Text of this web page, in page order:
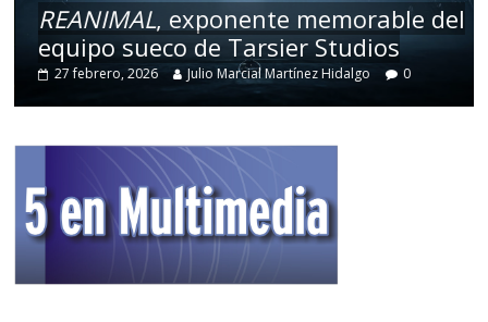
REANIMAL, exponente memorable del
equipo sueco de Tarsier Studios
27 febrero, 2026 Julio Marcial Martínez Hidalgo 0